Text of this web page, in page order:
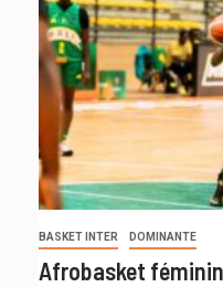
BASKET INTER DOMINANTE
Afrobasket féminin